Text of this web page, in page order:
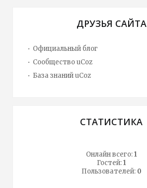
ДРУЗЬЯ САЙТА
Официальный блог
Сообщество uCoz
База знаний uCoz
СТАТИСТИКА
Онлайн всего:1
Гостей:1
Пользователей: 0